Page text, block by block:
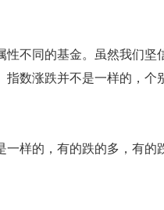
性不同的基金。虽然我们坚
指数涨跌并不是一样的，个
一样的，有的跌的多，有的